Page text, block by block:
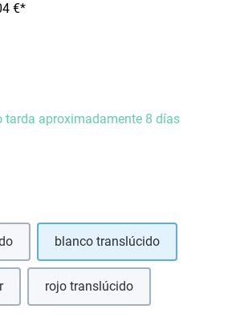
€*
tarda aproximadamente 8 días
blanco translúcido
en este momento.)
no está disponible en este momento.)
rojo translúcido